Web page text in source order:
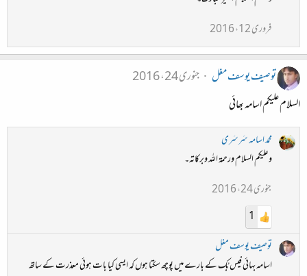
فروری 12، 2016
توصیف یوسف مغل
جنوری 24، 2016
السلام علیکم اسامہ بھائی
محمد اسامہ سَرسَری
وعلیکم السلام ورحمۃ اللہ وبرکاتہ۔
جنوری 24، 2016
1
توصیف یوسف مغل
اسامہ بهائی فیس بُک کے بارے میں پوچھ سکتا ہوں کہ ایسی کیا بات ہوئی معذرت کے ساتھ